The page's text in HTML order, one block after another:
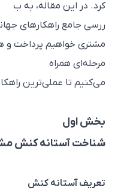
کرد. در این مقاله، به ب
ررسی جامع راهکارهای
مرحله‌ای همراه
می‌کنیم تا عملی‌ترین راهکارها
بخش اول
شناخت آستانه کنش
تعریف آستانه کنش